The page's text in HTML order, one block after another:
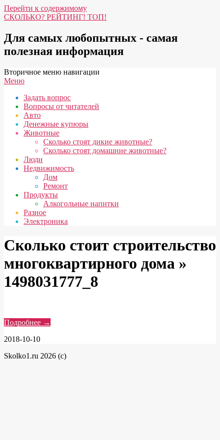
Перейти к содержимому
СКОЛЬКО? РЕЙТИНГ! ТОП!
Для самых любопытных - самая
полезная информация
Вторичное меню навигации
Меню
Задать вопрос
Вопросы от читателей
Авто
Денежные купюры
Животные
Сколько стоят дикие животные?
Сколько стоят домашние животные?
Люди
Недвижимость
Дом
Ремонт
Продукты
Алкогольные напитки
Разное
Электроника
Сколько стоит строительство
многоквартирного дома »
1498031777_8
Подробнее →
2018-10-10
Skolko1.ru 2026 (c)